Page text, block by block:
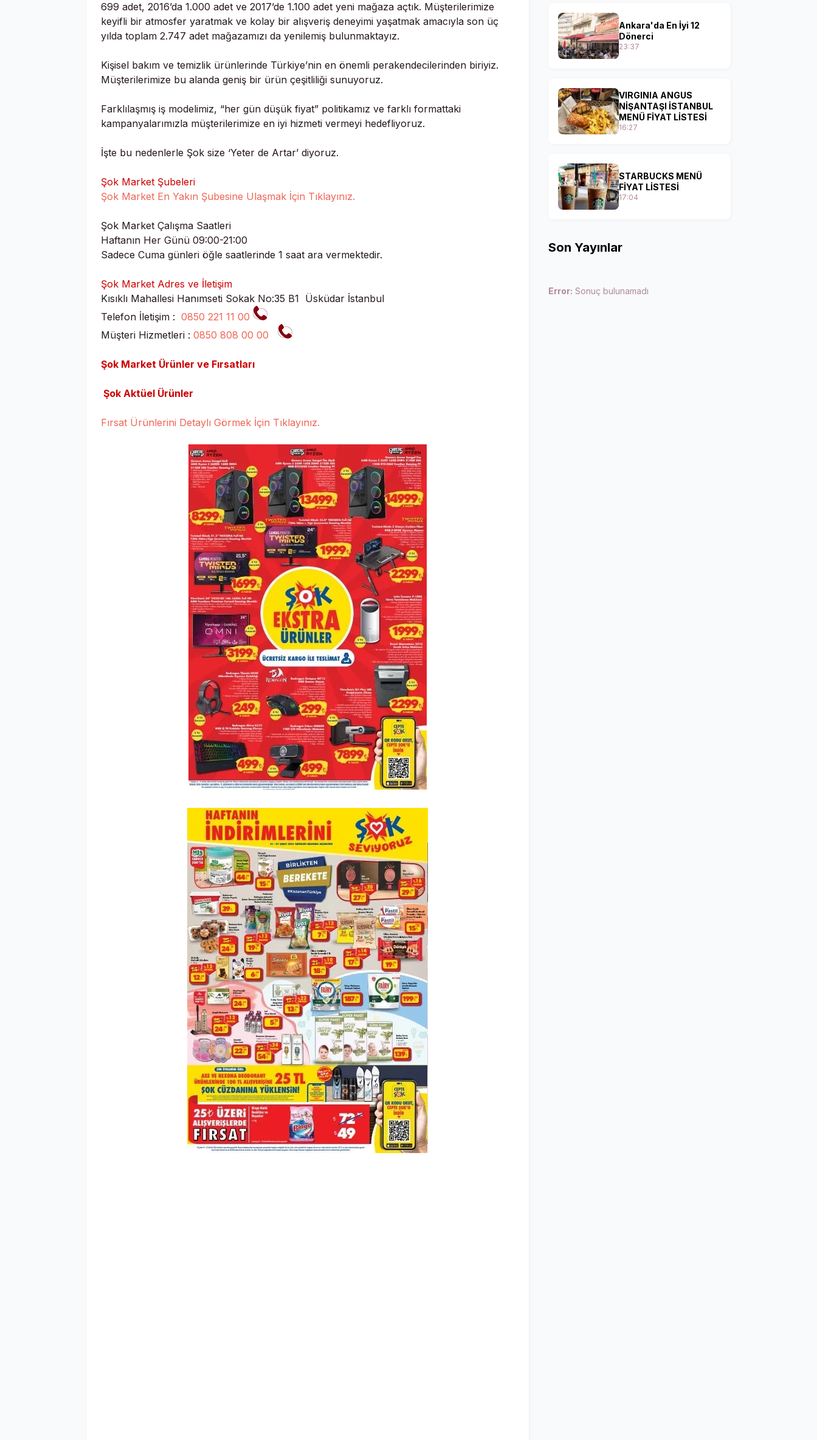
699 adet, 2016’da 1.000 adet ve 2017’de 1.100 adet yeni mağaza açtık. Müşterilerimize
keyifli bir atmosfer yaratmak ve kolay bir alışveriş deneyimi yaşatmak amacıyla son üç
yılda toplam 2.747 adet mağazamızı da yenilemiş bulunmaktayız.
Kişisel bakım ve temizlik ürünlerinde Türkiye’nin en önemli perakendecilerinden biriyiz.
Müşterilerimize bu alanda geniş bir ürün çeşitliliği sunuyoruz.
Farklılaşmış iş modelimiz, “her gün düşük fiyat” politikamız ve farklı formattaki
kampanyalarımızla müşterilerimize en iyi hizmeti vermeyi hedefliyoruz.
İşte bu nedenlerle Şok size ‘Yeter de Artar’ diyoruz.
Şok Market Şubeleri
Şok Market En Yakın Şubesine Ulaşmak İçin Tıklayınız.
Şok Market Çalışma Saatleri
Haftanın Her Günü 09:00-21:00
Sadece Cuma günleri öğle saatlerinde 1 saat ara vermektedir.
Şok Market Adres ve İletişim
Kısıklı Mahallesi Hanımseti Sokak No:35 B1 Üsküdar İstanbul
Telefon İletişim : 0850 221 11 00
Müşteri Hizmetleri : 0850 808 00 00
Şok Market Ürünler ve Fırsatları
Şok Aktüel Ürünler
Fırsat Ürünlerini Detaylı Görmek İçin Tıklayınız.
Ankara'da En İyi 12
Dönerci
23:37
VIRGINIA ANGUS
NİŞANTAŞI İSTANBUL
MENÜ FİYAT LİSTESİ
16:27
STARBUCKS MENÜ
FİYAT LİSTESİ
17:04
Son Yayınlar
Error: Sonuç bulunamadı